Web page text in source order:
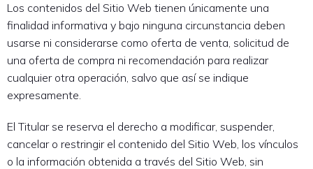
Los contenidos del Sitio Web tienen únicamente una
finalidad informativa y bajo ninguna circunstancia deben
usarse ni considerarse como oferta de venta, solicitud de
una oferta de compra ni recomendación para realizar
cualquier otra operación, salvo que así se indique
expresamente.
El Titular se reserva el derecho a modificar, suspender,
cancelar o restringir el contenido del Sitio Web, los vínculos
o la información obtenida a través del Sitio Web, sin